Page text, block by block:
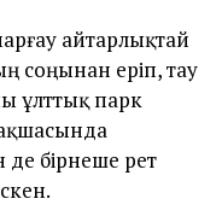
айтарлықтай
соңынан еріп, тау
ұлттық парк
де бірнеше рет